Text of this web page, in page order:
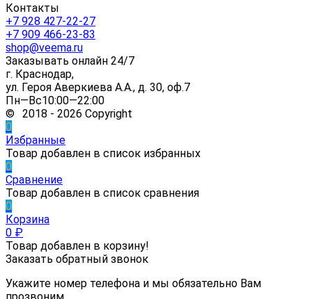
Контакты
+7 928 427-22-27
+7 909 466-23-83
shop@veema.ru
Заказывать онлайн 24/7
г. Краснодар,
ул. Героя Аверкиева А.А., д. 30, оф.7
Пн—Вс10:00—22:00
© 2018 - 2026 Copyright
0
Избранные
Товар добавлен в список избранных
0
Сравнение
Товар добавлен в список сравнения
0
Корзина
0 ₽
Товар добавлен в корзину!
Заказать обратный звонок
Укажите номер телефона и мы обязательно Вам